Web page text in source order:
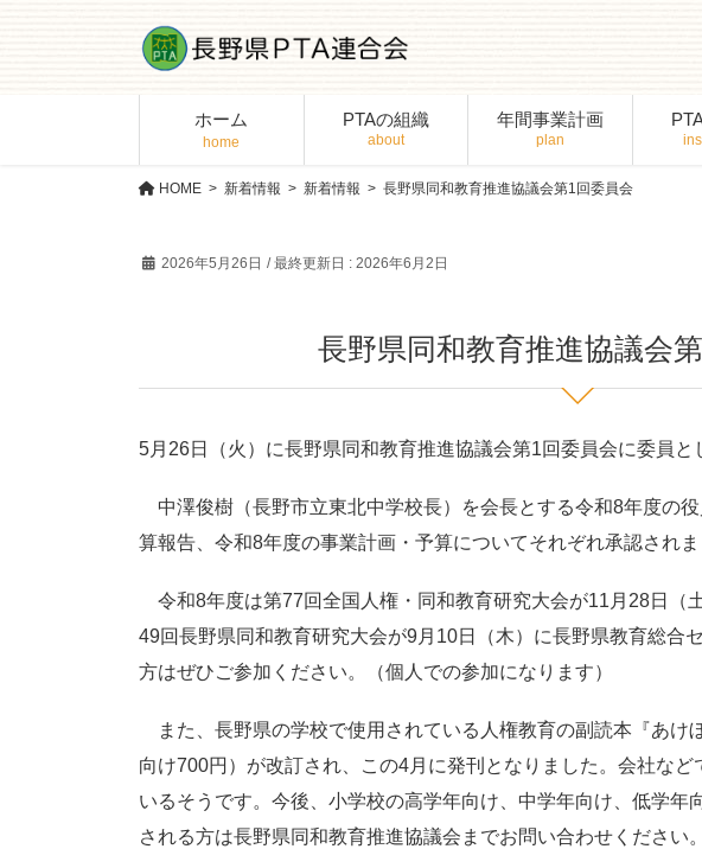
ホーム PTAの組織 年間事業計画
HOME 新着情報 新着情報 長野県同和教育推進協議会第1回委員会
2026年5月26日 / 最終更新日 : 2026年6月2日
長野県同和教育推進協議会
5月26日（火）に長野県同和教育推進協議会第1回委員会に委員と
中澤俊樹（長野市立東北中学校長）を会長とする令和8年度の
算報告、令和8年度の事業計画・予算についてそれぞれ承認されま
令和8年度は第77回全国人権・同和教育研究大会が11月28日（
49回長野県同和教育研究大会が9月10日（木）に長野県教育総合
方はぜひご参加ください。（個人での参加になります）
また、長野県の学校で使用されている人権教育の副読本『あ
向け700円）が改訂され、この4月に発刊となりました。会社な
いるそうです。今後、小学校の高学年向け、中学年向け、低学年
される方は長野県同和教育推進協議会までお問い合わせください。